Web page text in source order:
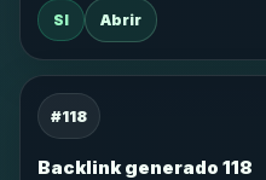
SI Abrir
#118
Backlink generado 118